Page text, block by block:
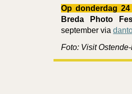
Op donderdag
Breda Photo
september via
Foto: Visit